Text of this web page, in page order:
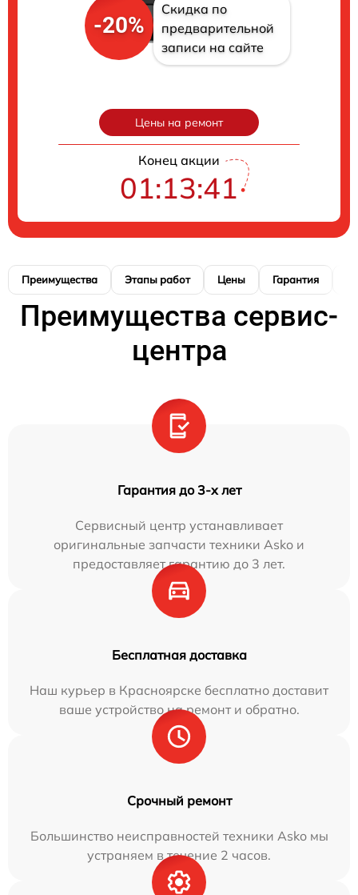
-20%
Скидка по
предварительной
записи на сайте
Цены на ремонт
Конец акции
01:13:40
Преимущества Этапы работ Цены Гарантия
Преимущества сервис-
центра
Гарантия до 3-х лет
Сервисный центр устанавливает
оригинальные запчасти техники Asko и
предоставляет гарантию до 3 лет.
Бесплатная доставка
Наш курьер в Красноярске бесплатно доставит
ваше устройство на ремонт и обратно.
Срочный ремонт
Большинство неисправностей техники Asko мы
устраняем в течение 2 часов.